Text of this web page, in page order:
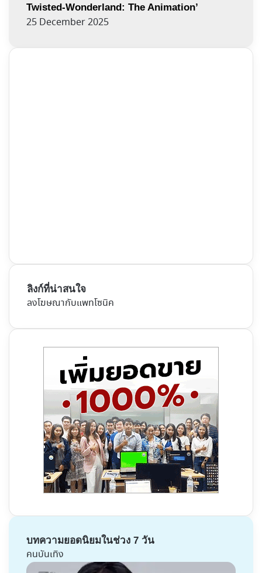
Twisted-Wonderland: The Animation’
25 December 2025
ลิงก์ที่น่าสนใจ
ลงโฆษณากับแพทโซนิค
บทความยอดนิยมในช่วง 7 วัน
คนบันเทิง